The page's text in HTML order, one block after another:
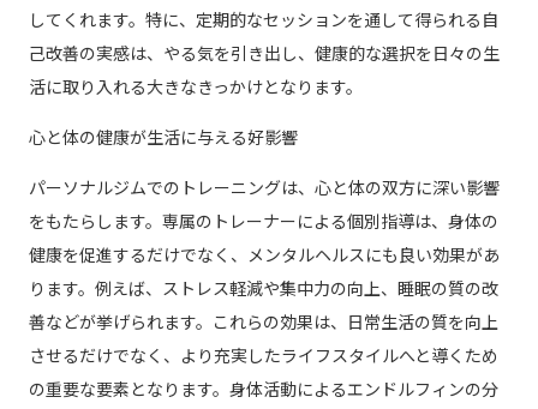
してくれます。特に、定期的なセッションを通して得られる自
己改善の実感は、やる気を引き出し、健康的な選択を日々の生
活に取り入れる大きなきっかけとなります。
心と体の健康が生活に与える好影響
パーソナルジムでのトレーニングは、心と体の双方に深い影響
をもたらします。専属のトレーナーによる個別指導は、身体の
健康を促進するだけでなく、メンタルヘルスにも良い効果があ
ります。例えば、ストレス軽減や集中力の向上、睡眠の質の改
善などが挙げられます。これらの効果は、日常生活の質を向上
させるだけでなく、より充実したライフスタイルへと導くため
の重要な要素となります。身体活動によるエンドルフィンの分